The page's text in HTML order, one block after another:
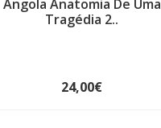
Angola Anatomia De Uma
Tragédia 2..
24,00€